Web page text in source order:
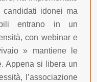
idonei ma
entrano in un
con webinar e
» mantiene le
Appena si libera un
l’associazione